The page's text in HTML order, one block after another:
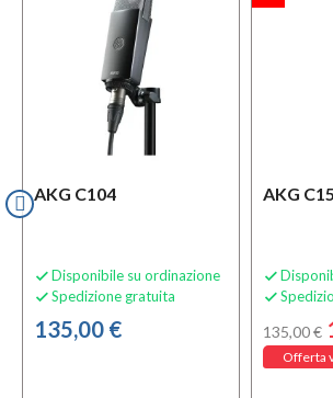
AKG C104
 Disponibile su ordinazione
 Spedizione gratuita
135,00 €
AKG


135,00 €
Offerta